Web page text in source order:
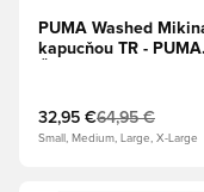
PUMA Washed
kapucňou TR - PUMA
32,95 €64,95 €
Small, Medium, Large, X-Large